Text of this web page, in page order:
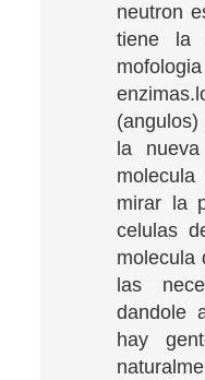
neutron
tiene la
la
mirar la
celulas
molecula
las
dandole
hay